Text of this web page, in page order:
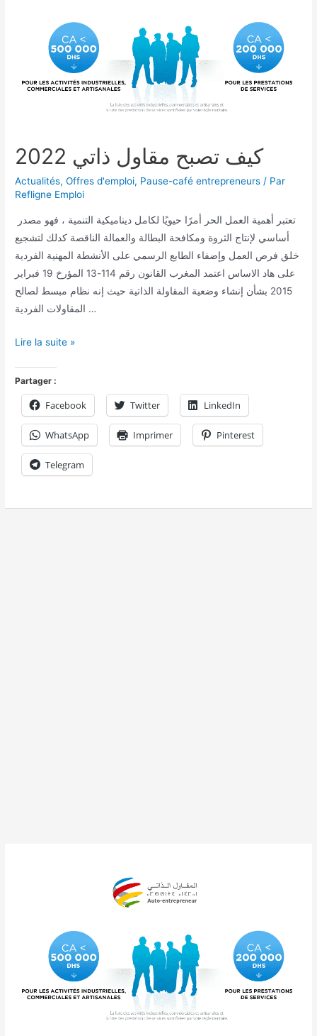
2022 كيف تصبح مقاول ذاتي
Actualités,Offres d'emploi, Pause-café entrepreneurs / Par
Refligne Emploi
أساسي لإنتاج الثروة ومكافحة البطالة والعمالة الناقصة كدلك لتشجيع
خلق فرص العمل وإضفاء الطابع الرسمي على الأنشطة المهنية الفردية
على هاد الاساس اعتمد المغرب القانون رقم 114-13 المؤرخ 19 فبراير
2015 بشأن إنشاء وضعية المقاولة الذاتية حيث إنه نظام مبسط لصالح
المقاولات الفردية …
Lire la suite »
Partager :
Facebook Twitter LinkedIn
WhatsApp Imprimer Pinterest
Telegram